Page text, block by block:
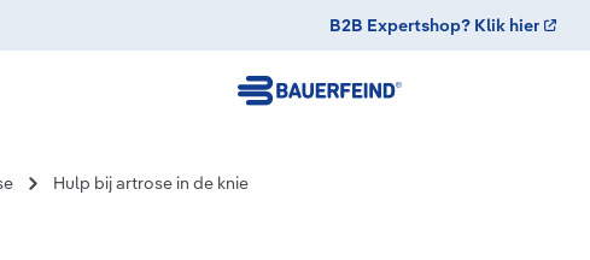
B2B Expertshop? Klik hier
Hulp bij artrose in de knie